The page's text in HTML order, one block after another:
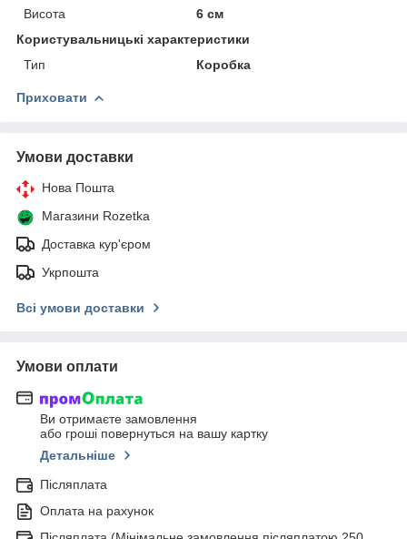
Висота
6 см
Користувальницькі характеристики
Тип
Коробка
Приховати
Умови доставки
Нова Пошта
Магазини Rozetka
Доставка кур'єром
Укрпошта
Всі умови доставки
Умови оплати
Ви отримаєте замовлення
або гроші повернуться на вашу картку
Детальніше
Післяплата
Оплата на рахунок